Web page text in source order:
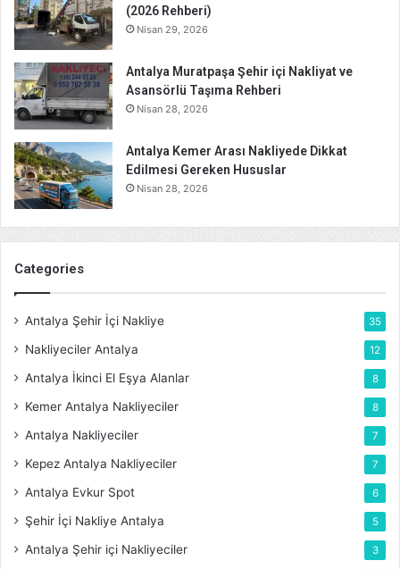
(2026 Rehberi)
Nisan 29, 2026
Antalya Muratpaşa Şehir içi Nakliyat ve
Asansörlü Taşıma Rehberi
Nisan 28, 2026
Antalya Kemer Arası Nakliyede Dikkat
Edilmesi Gereken Hususlar
Nisan 28, 2026
Categories
Antalya Şehir İçi Nakliye 35
Nakliyeciler Antalya 12
Antalya İkinci El Eşya Alanlar 8
Kemer Antalya Nakliyeciler 8
Antalya Nakliyeciler 7
Kepez Antalya Nakliyeciler 7
Antalya Evkur Spot 6
Şehir İçi Nakliye Antalya 5
Antalya Şehir içi Nakliyeciler 3